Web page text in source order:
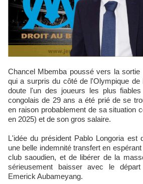
Chancel Mbemba poussé vers la sortie ! Voici une information
qui a surpris du côté de l'Olympique de
doute l'un des joueurs les plus
congolais de 29 ans a été prié de se
en raison probablement de sa situation
en 2025) et de son gros salaire.
L'idée du président Pablo Longoria est
une belle indemnité transfert en
club saoudien, et de libérer de la
sérieusement baisser avec le
Emerick Aubameyang.